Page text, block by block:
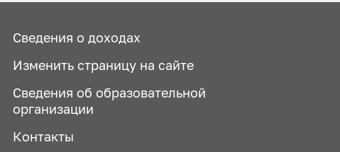
Сведения о доходах
Изменить страницу на сайте
Сведения об образовательной
организации
Контакты